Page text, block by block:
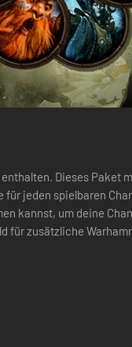
Paket mit
jeden spielbaren
kannst, um deine